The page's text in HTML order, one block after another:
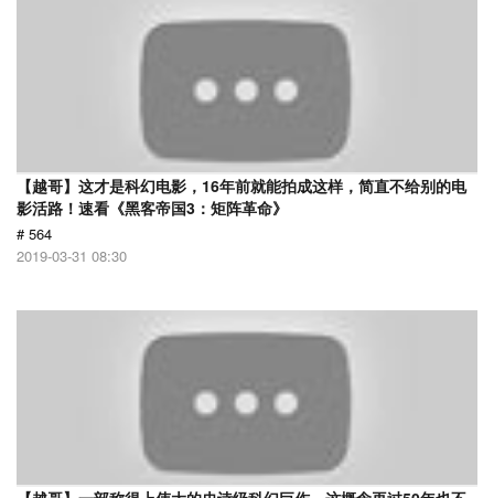
【越哥】这才是科幻电影，16年前就能拍成这样，简直不给别的电
影活路！速看《黑客帝国3：矩阵革命》
# 564
2019-03-31 08:30